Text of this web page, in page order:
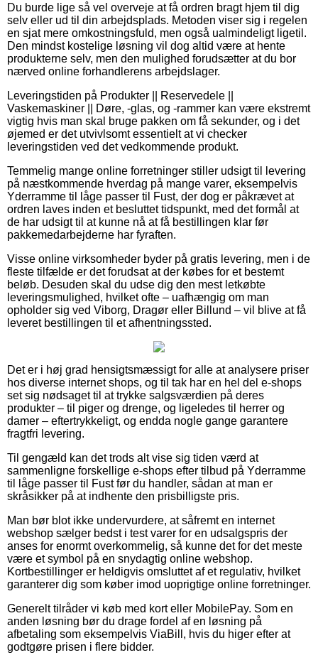
Du burde lige så vel overveje at få ordren bragt hjem til dig
selv eller ud til din arbejdsplads. Metoden viser sig i regelen
en sjat mere omkostningsfuld, men også ualmindeligt ligetil.
Den mindst kostelige løsning vil dog altid være at hente
produkterne selv, men den mulighed forudsætter at du bor
nærved online forhandlerens arbejdslager.
Leveringstiden på Produkter || Reservedele ||
Vaskemaskiner || Døre, -glas, og -rammer kan være ekstremt
vigtig hvis man skal bruge pakken om få sekunder, og i det
øjemed er det utvivlsomt essentielt at vi checker
leveringstiden ved det vedkommende produkt.
Temmelig mange online forretninger stiller udsigt til levering
på næstkommende hverdag på mange varer, eksempelvis
Yderramme til låge passer til Fust, der dog er påkrævet at
ordren laves inden et besluttet tidspunkt, med det formål at
de har udsigt til at kunne nå at få bestillingen klar før
pakkemedarbejderne har fyraften.
Visse online virksomheder byder på gratis levering, men i de
fleste tilfælde er det forudsat at der købes for et bestemt
beløb. Desuden skal du udse dig den mest letkøbte
leveringsmulighed, hvilket ofte – uafhængig om man
opholder sig ved Viborg, Dragør eller Billund – vil blive at få
leveret bestillingen til et afhentningssted.
Det er i høj grad hensigtsmæssigt for alle at analysere priser
hos diverse internet shops, og til tak har en hel del e-shops
set sig nødsaget til at trykke salgsværdien på deres
produkter – til piger og drenge, og ligeledes til herrer og
damer – eftertrykkeligt, og endda nogle gange garantere
fragtfri levering.
Til gengæld kan det trods alt vise sig tiden værd at
sammenligne forskellige e-shops efter tilbud på Yderramme
til låge passer til Fust før du handler, sådan at man er
skråsikker på at indhente den prisbilligste pris.
Man bør blot ikke undervurdere, at såfremt en internet
webshop sælger bedst i test varer for en udsalgspris der
anses for enormt overkommelig, så kunne det for det meste
være et symbol på en snydagtig online webshop.
Kortbestillinger er heldigvis omsluttet af et regulativ, hvilket
garanterer dig som køber imod uoprigtige online forretninger.
Generelt tilråder vi køb med kort eller MobilePay. Som en
anden løsning bør du drage fordel af en løsning på
afbetaling som eksempelvis ViaBill, hvis du higer efter at
godtgøre prisen i flere bidder.